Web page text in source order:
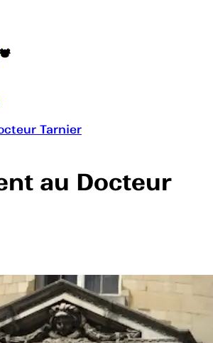
Tarnier
au Docteur